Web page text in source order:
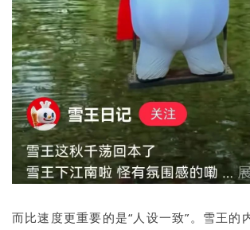
而比速度更重要的是“人设一致”。雪王的